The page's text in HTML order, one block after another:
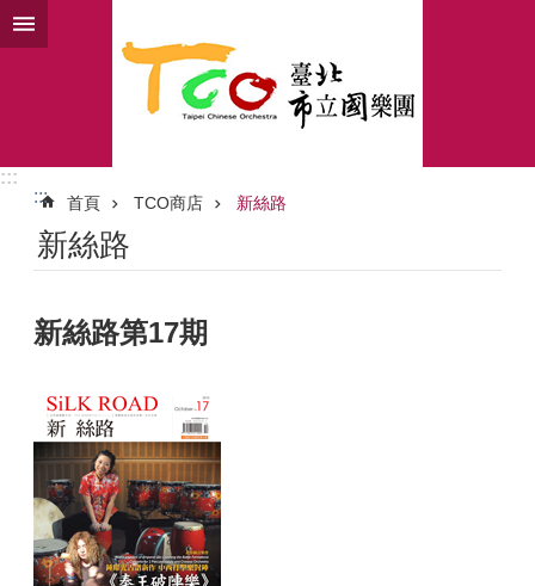
跳到主要內容區塊
:::
:::
首頁 TCO商店 新絲路
新絲路
新絲路第17期